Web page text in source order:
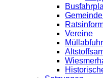
Vereine